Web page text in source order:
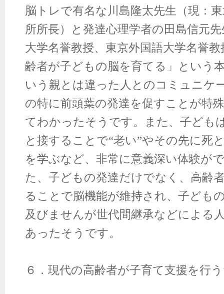
脳トレで有名な川島隆太先生（現：
所所長）と発達心理学者の田島信元
大学名誉教授、東京外国語大学名誉
齢者が子どもの脳を育てる」という
いう親とは違った人とのコミュニケ
の特に前頭葉の発達を促すことが特
てわかったそうです。また、子ども
と接することで“老い”やその先に死
を学ぶなど、非常に意義深い体験が
た、子どもの発達だけでなく、高齢
ることで脳機能が維持され、子ども
及びませんが世代間継承などによる
あったそうです。
６．現代の高齢者が子育て支援を行